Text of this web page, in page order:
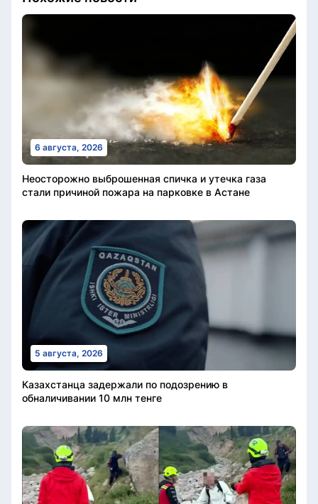
6 августа, 2026
Неосторожно выброшенная спичка и утечка газа
стали причиной пожара на парковке в Астане
5 августа, 2026
Казахстанца задержали по подозрению в
обналичивании 10 млн тенге